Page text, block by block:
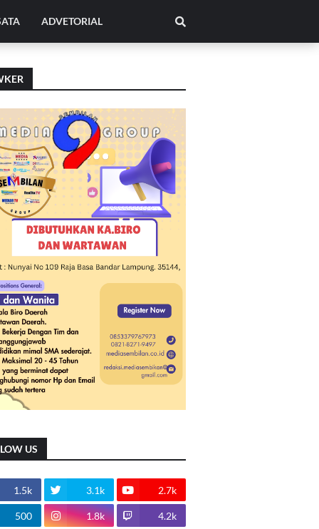
ADVETORIAL
US
1.5k 3.1k 2.7k
500 1.8k 4.2k